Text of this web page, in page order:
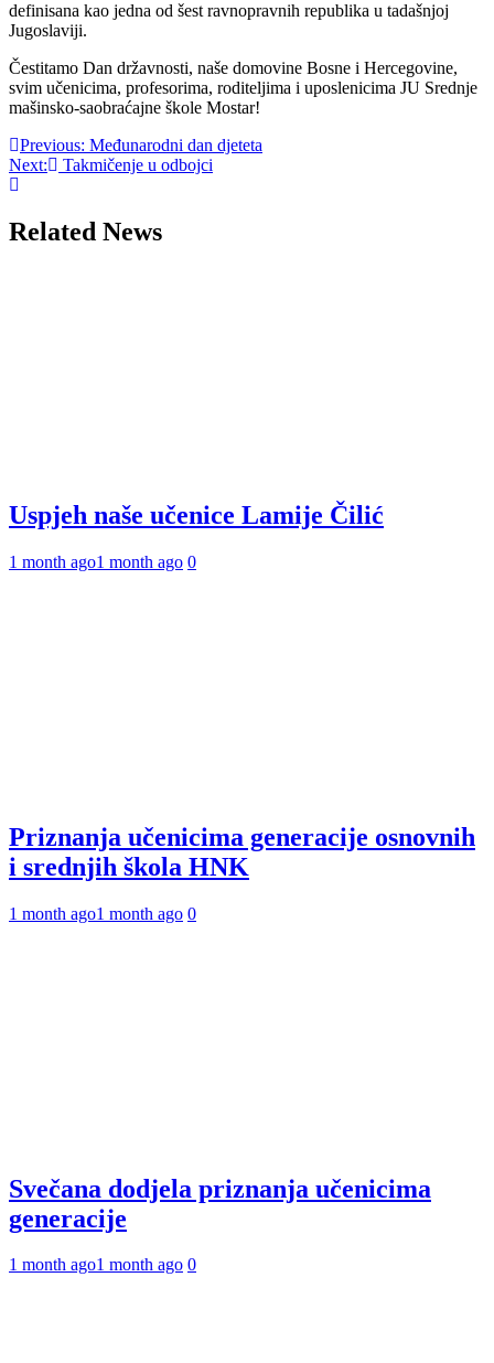
definisana kao jedna od šest ravnopravnih republika u tadašnjoj
Jugoslaviji.
Čestitamo Dan državnosti, naše domovine Bosne i Hercegovine,
svim učenicima, profesorima, roditeljima i uposlenicima JU Srednje
mašinsko-saobraćajne škole Mostar!
Post
navigation
Previous: Međunarodni dan djeteta
Next:
Takmičenje u odbojci
Related News
Uspjeh naše učenice Lamije Čilić
1 month ago1 month ago 0
Priznanja učenicima generacije osnovnih
i srednjih škola HNK
1 month ago1 month ago 0
Svečana dodjela priznanja učenicima
generacije
1 month ago1 month ago 0